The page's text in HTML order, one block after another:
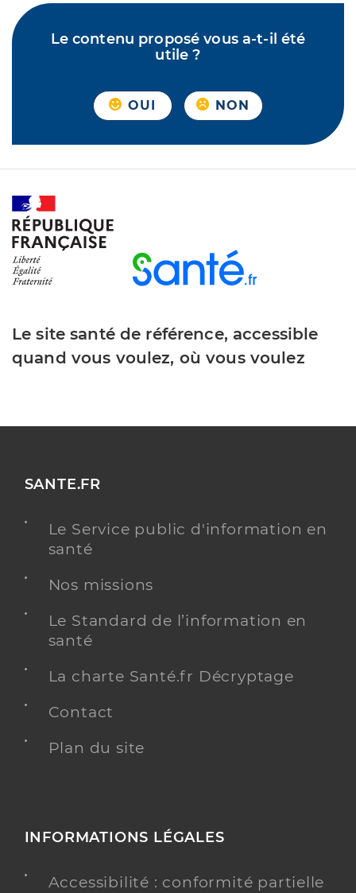
Le contenu proposé vous a-t-il été
utile ?
OUI NON
Le site santé de référence, accessible
quand vous voulez, où vous voulez
SANTE.FR
Le Service public d'information en
santé
Nos missions
Le Standard de l’information en
santé
La charte Santé.fr Décryptage
Contact
Plan du site
INFORMATIONS LÉGALES
Accessibilité : conformité partielle